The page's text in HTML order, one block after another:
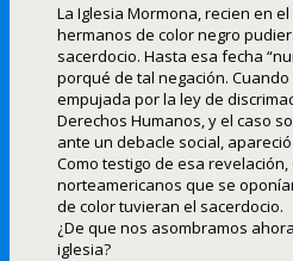
La Iglesia Mormona, recien en
hermanos de color negro
sacerdocio. Hasta esa fecha
porqué de tal negación.
empujada por la ley de
Derechos Humanos, y el caso
ante un debacle social,
Como testigo de esa
norteamericanos que se
de color tuvieran el sacerdocio.
¿De que nos asombramos
iglesia?